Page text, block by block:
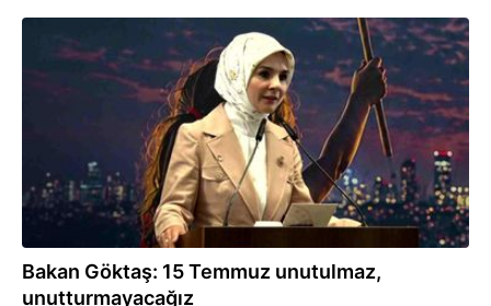
20.07.2026
Bakan Göktaş: 15 Temmuz unutulmaz,
unutturmayacağız